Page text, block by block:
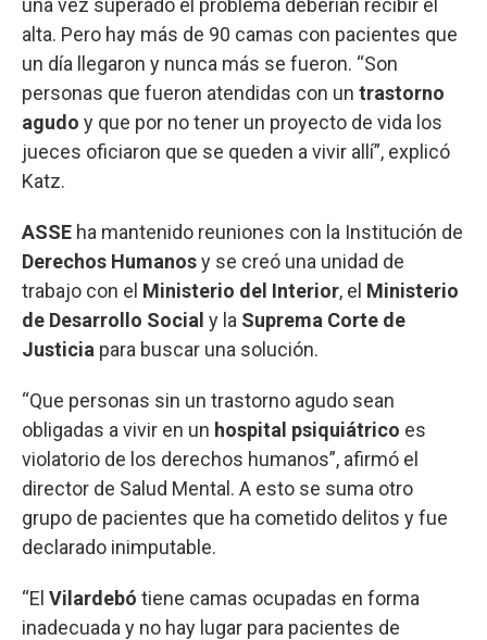
una vez superado el problema deberían recibir el
alta. Pero hay más de 90 camas con pacientes que
un día llegaron y nunca más se fueron. “Son
personas que fueron atendidas con un trastorno
agudo y que por no tener un proyecto de vida los
jueces oficiaron que se queden a vivir allí”, explicó
Katz.
ASSE ha mantenido reuniones con la Institución de
Derechos Humanosy se creó una unidad de
trabajo con el Ministerio del Interior, el Ministerio
de Desarrollo Social y la Suprema Corte de
Justicia para buscar una solución.
“Que personas sin un trastorno agudo sean
obligadas a vivir en un hospital psiquiátrico es
violatorio de los derechos humanos”, afirmó el
director de Salud Mental. A esto se suma otro
grupo de pacientes que ha cometido delitos y fue
declarado inimputable.
“El Vilardebó tiene camas ocupadas en forma
inadecuada y no hay lugar para pacientes de